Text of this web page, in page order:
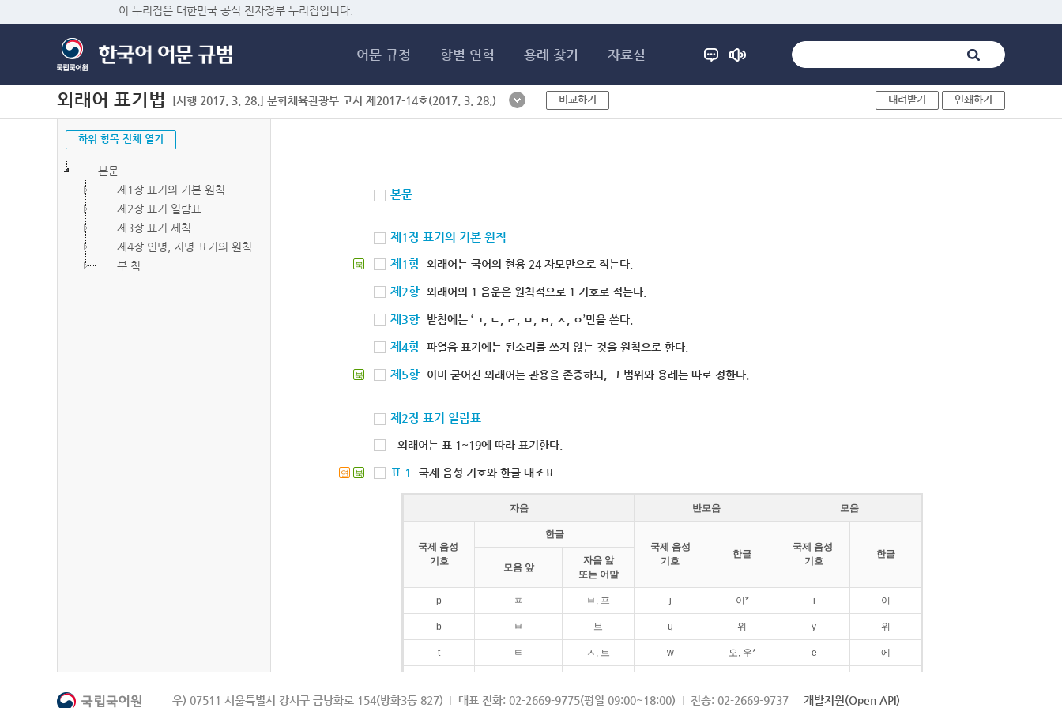
이 누리집은 대한민국 공식 전자정부 누리집입니다.
어문 규정 항별 연혁 용례 찾기 자료실
외래어 표기법 [시행 2017. 3. 28.] 문화체육관광부 고시 제2017-14호(2017. 3. 28.) 비교하기 내려받기 인쇄하기
하위 항목 전체 열기
본문
제1장 표기의 기본 원칙
제2장 표기 일람표
제3장 표기 세칙
제4장 인명, 지명 표기의 원칙
부 칙
본문
제1장 표기의 기본 원칙
북 제1항 외래어는 국어의 현용 24 자모만으로 적는다.
제2항 외래어의 1 음운은 원칙적으로 1 기호로 적는다.
제3항 받침에는 ‘ㄱ, ㄴ, ㄹ, ㅁ, ㅂ, ㅅ, ㅇ’만을 쓴다.
제4항 파열음 표기에는 된소리를 쓰지 않는 것을 원칙으로 한다.
북 제5항 이미 굳어진 외래어는 관용을 존중하되, 그 범위와 용례는 따로 정한다.
제2장 표기 일람표
외래어는 표 1~19에 따라 표기한다.
연 북 표 1 국제 음성 기호와 한글 대조표
자음 반모음 모음
국제 음성
기호
한글
국제 음성
기호
한글
국제 음성
기호
한글
모음 앞
자음 앞
또는 어말
p ㅍ ㅂ, 프 j 이* i 이
b ㅂ 브 ɥ 위 y 위
t ㅌ ㅅ, 트 w 오, 우* e 에
k ㅋ ㄱ, 크 ɛ 에
우) 07511 서울특별시 강서구 금낭화로 154(방화3동 827) 대표 전화: 02-2669-9775(평일 09:00~18:00) 전송: 02-2669-9737 개발지원(Open API)